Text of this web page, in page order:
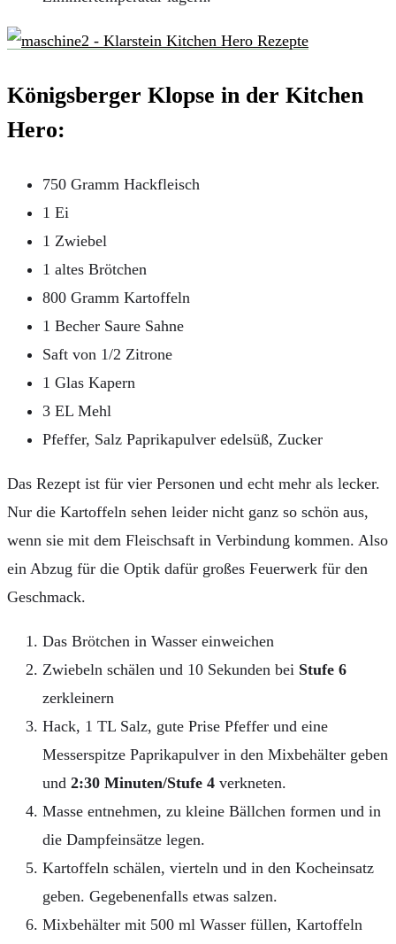
Königsberger Klopse in der Kitchen
Hero:
750 Gramm Hackfleisch
1 Ei
1 Zwiebel
1 altes Brötchen
800 Gramm Kartoffeln
1 Becher Saure Sahne
Saft von 1/2 Zitrone
1 Glas Kapern
3 EL Mehl
Pfeffer, Salz Paprikapulver edelsüß, Zucker
Das Rezept ist für vier Personen und echt mehr als lecker.
Nur die Kartoffeln sehen leider nicht ganz so schön aus,
wenn sie mit dem Fleischsaft in Verbindung kommen. Also
ein Abzug für die Optik dafür großes Feuerwerk für den
Geschmack.
Das Brötchen in Wasser einweichen
Zwiebeln schälen und 10 Sekunden bei Stufe 6
zerkleinern
Hack, 1 TL Salz, gute Prise Pfeffer und eine
Messerspitze Paprikapulver in den Mixbehälter geben
und 2:30 Minuten/Stufe 4 verkneten.
Masse entnehmen, zu kleine Bällchen formen und in
die Dampfeinsätze legen.
Kartoffeln schälen, vierteln und in den Kocheinsatz
geben. Gegebenenfalls etwas salzen.
Mixbehälter mit 500 ml Wasser füllen, Kartoffeln